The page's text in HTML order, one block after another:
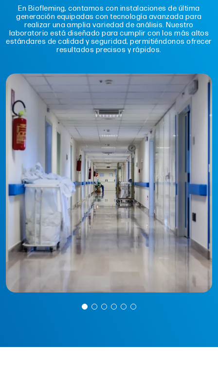
En Biofleming, contamos con instalaciones de última
generación equipadas con tecnología avanzada para
realizar una amplia variedad de análisis. Nuestro
laboratorio está diseñado para cumplir con los más altos
estándares de calidad y seguridad, permitiéndonos ofrecer
resultados precisos y rápidos.